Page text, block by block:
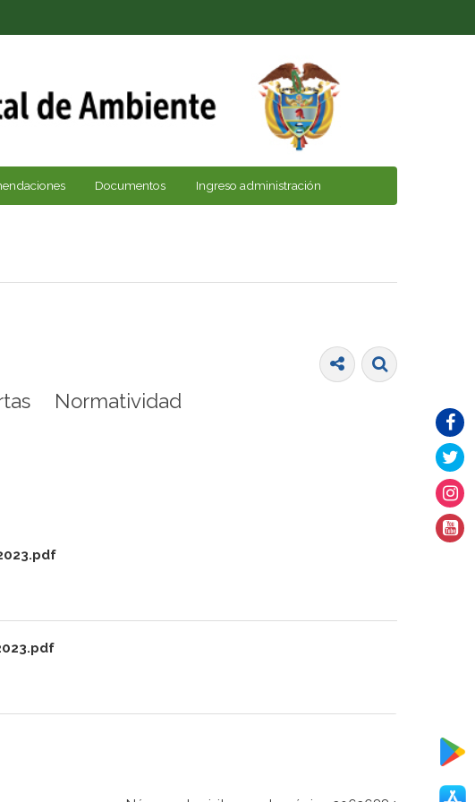
Documentos Ingreso administración
Normatividad